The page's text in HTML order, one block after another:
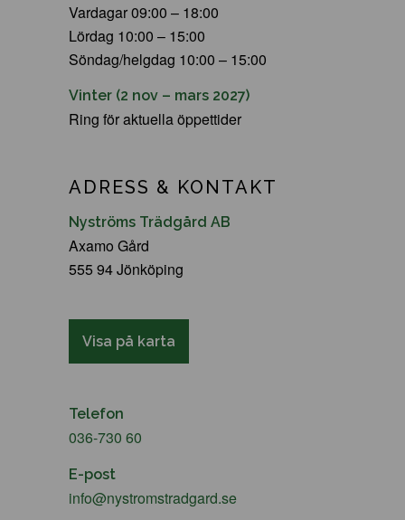
Vardagar 09:00 – 18:00
Lördag 10:00 – 15:00
Söndag/helgdag 10:00 – 15:00
Vinter (2 nov – mars 2027)
Ring för aktuella öppettider
ADRESS & KONTAKT
Nyströms Trädgård AB
Axamo Gård
555 94 Jönköping
Visa på karta
Telefon
036-730 60
E-post
info@nystromstradgard.se